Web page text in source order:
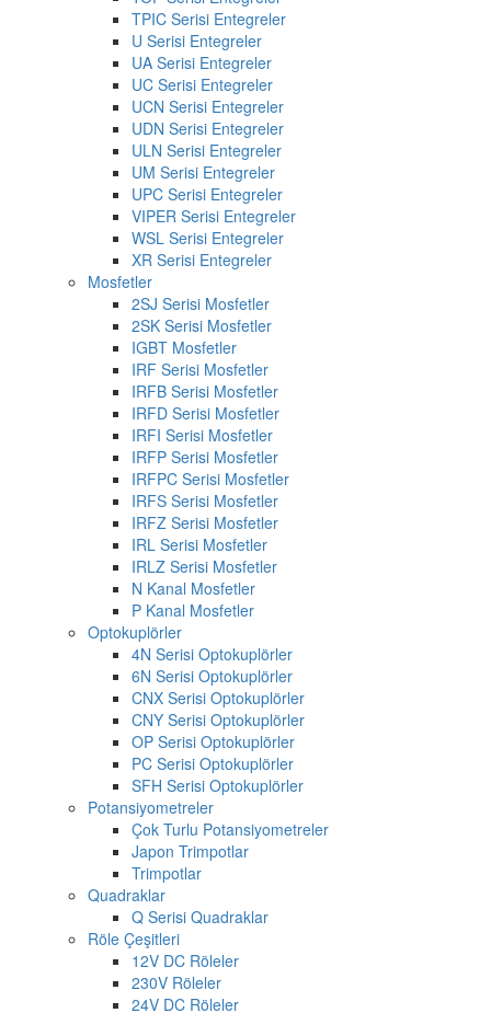
TPIC Serisi Entegreler
U Serisi Entegreler
UA Serisi Entegreler
UC Serisi Entegreler
UCN Serisi Entegreler
UDN Serisi Entegreler
ULN Serisi Entegreler
UM Serisi Entegreler
UPC Serisi Entegreler
VIPER Serisi Entegreler
WSL Serisi Entegreler
XR Serisi Entegreler
Mosfetler
2SJ Serisi Mosfetler
2SK Serisi Mosfetler
IGBT Mosfetler
IRF Serisi Mosfetler
IRFB Serisi Mosfetler
IRFD Serisi Mosfetler
IRFI Serisi Mosfetler
IRFP Serisi Mosfetler
IRFPC Serisi Mosfetler
IRFS Serisi Mosfetler
IRFZ Serisi Mosfetler
IRL Serisi Mosfetler
IRLZ Serisi Mosfetler
N Kanal Mosfetler
P Kanal Mosfetler
Optokuplörler
4N Serisi Optokuplörler
6N Serisi Optokuplörler
CNX Serisi Optokuplörler
CNY Serisi Optokuplörler
OP Serisi Optokuplörler
PC Serisi Optokuplörler
SFH Serisi Optokuplörler
Potansiyometreler
Çok Turlu Potansiyometreler
Japon Trimpotlar
Trimpotlar
Quadraklar
Q Serisi Quadraklar
Röle Çeşitleri
12V DC Röleler
230V Röleler
24V DC Röleler